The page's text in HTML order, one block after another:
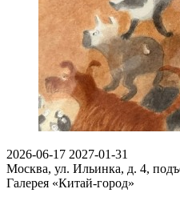
2026-06-17 2027-01-31
Москва, ул. Ильинка, д. 4,
Галерея «Китай-город»